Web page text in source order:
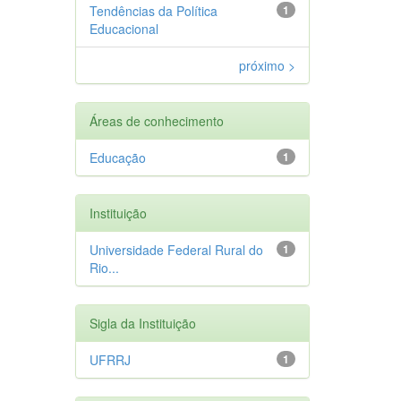
1
Tendências da Política
Educacional
próximo >
Áreas de conhecimento
1
Educação
Instituição
1
Universidade Federal Rural do
Rio...
Sigla da Instituição
1
UFRRJ